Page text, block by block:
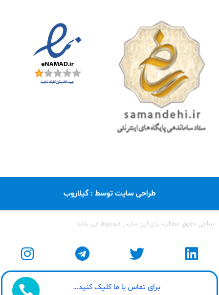
طراحی سایت توسط : گیلاروب
تمامی حقوق مطالب برای این سایت محفوظ می باشد.
برای تماس با ما کلیک کنید…